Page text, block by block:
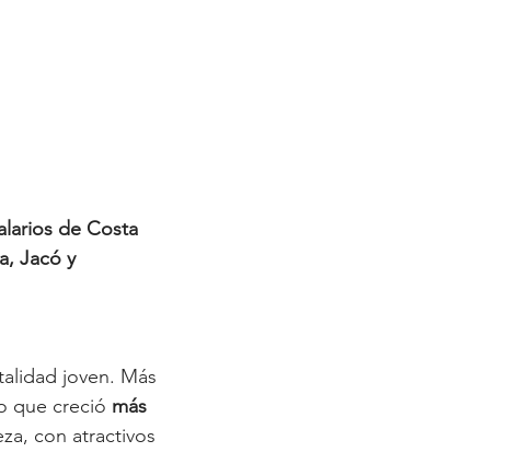
de Costa
Jacó y
joven. Más
que creció más
con atractivos